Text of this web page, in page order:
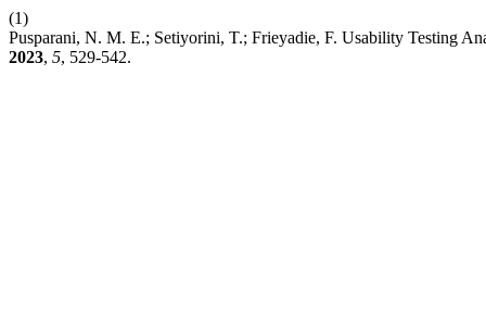
(1)
Pusparani, N. M. E.; Setiyorini, T.; Frieyadie, F. Usability Testing
2023, 5, 529-542.